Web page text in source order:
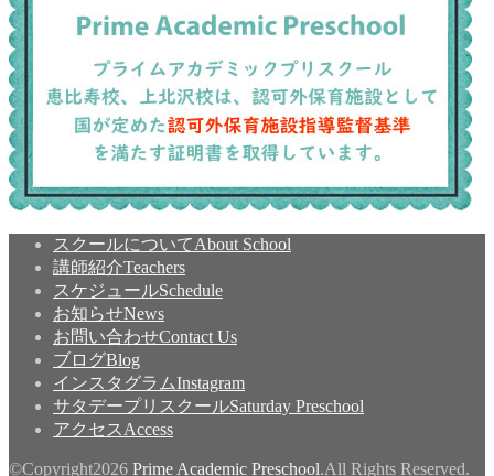
スクールについてAbout School
講師紹介Teachers
スケジュールSchedule
お知らせNews
お問い合わせContact Us
ブログBlog
インスタグラムInstagram
サタデープリスクールSaturday Preschool
アクセス Access
©Copyright2026 Prime Academic Preschool.All Rights Reserved.